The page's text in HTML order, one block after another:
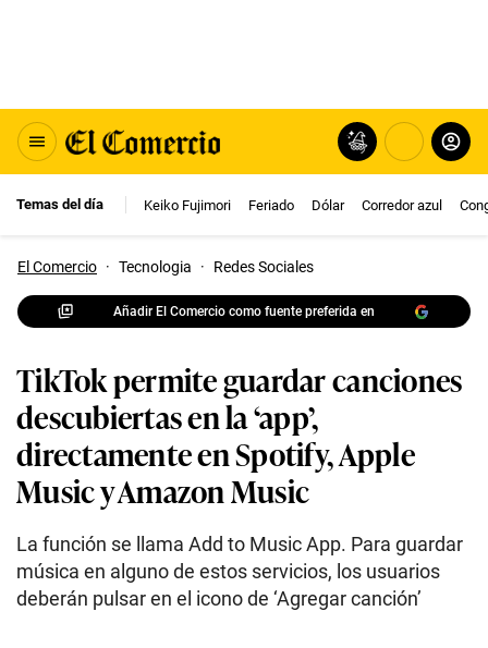
Temas del día Keiko Fujimori Feriado Dólar Corredor azul
El Comercio · Tecnologia · Redes Sociales
Añadir El Comercio como fuente preferida en
TikTok permite guardar canciones
descubiertas en la ‘app’,
directamente en Spotify, Apple
Music y Amazon Music
La función se llama Add to Music App. Para guardar
música en alguno de estos servicios, los usuarios
deberán pulsar en el icono de ‘Agregar canción’